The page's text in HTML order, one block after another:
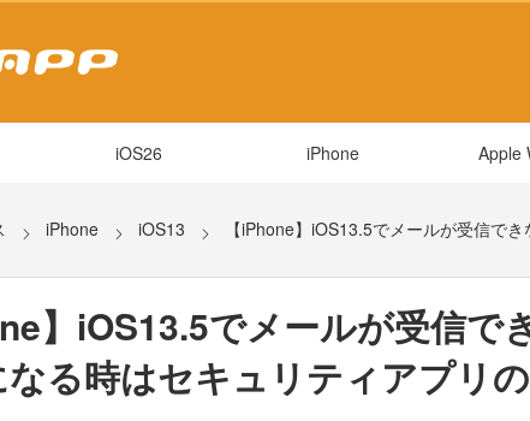
iOS26 iPhone Apple
iPhone iOS13 【iPhone】iOS13.5でメールが受信で
】iOS13.5でメールが受信で
なる時はセキュリティアプリ